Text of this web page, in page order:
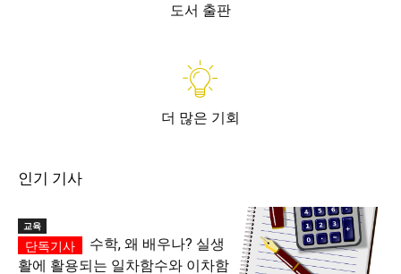
도서 출판
더 많은 기회
인기 기사
교육
수학, 왜 배우나? 실생
활에 활용되는 일차함수와 이차함